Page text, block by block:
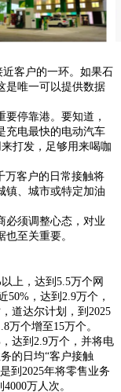
客户的一环。如果石
是唯一可以提供数据
停靠港。要知道，
充电最快的电动汽车
打发，足够用来喝咖
客户的日常接触将
镇、城市或特定加油
必须调整心态，对业
至关重要。
上，达到5.5万个网
50%，达到2.9万个，
道达尔计划，到2025
万个增至15万个。
达到2.9万个，并将电
的日均“客户接触
到2025年将零售业务
万人次。